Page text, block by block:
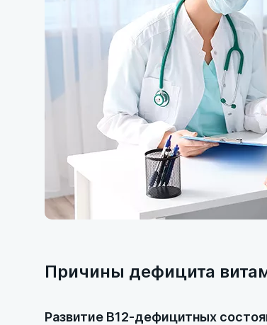
Причины дефицита
Развитие В12-дефицитных